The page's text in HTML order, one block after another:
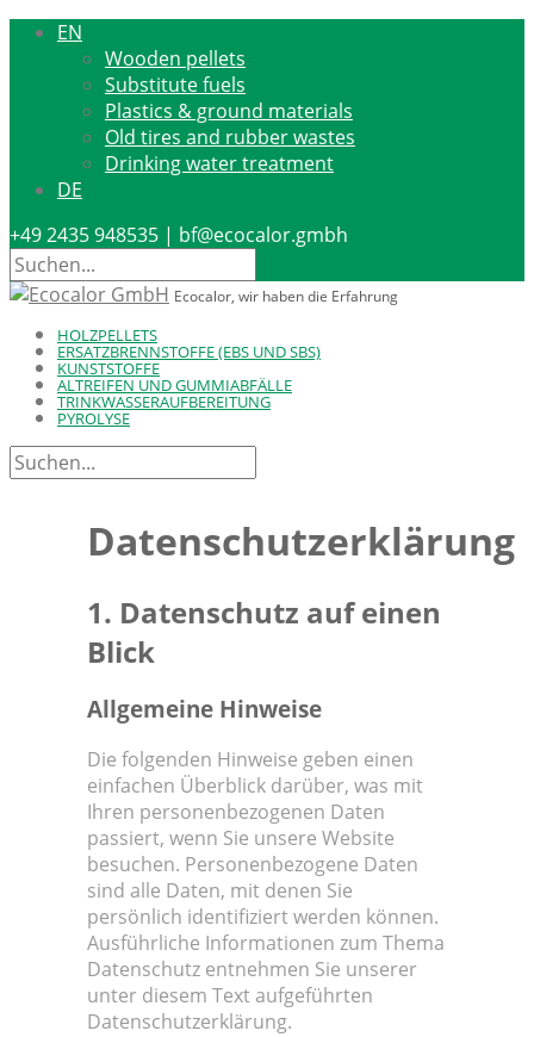
EN
Wooden pellets
Substitute fuels
Plastics & ground materials
Old tires and rubber wastes
Drinking water treatment
DE
+49 2435 948535 | bf@ecocalor.gmbh
Ecocalor, wir haben die Erfahrung
HOLZPELLETS
ERSATZBRENNSTOFFE (EBS UND SBS)
KUNSTSTOFFE
ALTREIFEN UND GUMMIABFÄLLE
TRINKWASSERAUFBEREITUNG
PYROLYSE
Datenschutzerklärung
1. Datenschutz auf einen
Blick
Allgemeine Hinweise
Die folgenden Hinweise geben einen
einfachen Überblick darüber, was mit
Ihren personenbezogenen Daten
passiert, wenn Sie unsere Website
besuchen. Personenbezogene Daten
sind alle Daten, mit denen Sie
persönlich identifiziert werden können.
Ausführliche Informationen zum Thema
Datenschutz entnehmen Sie unserer
unter diesem Text aufgeführten
Datenschutzerklärung.